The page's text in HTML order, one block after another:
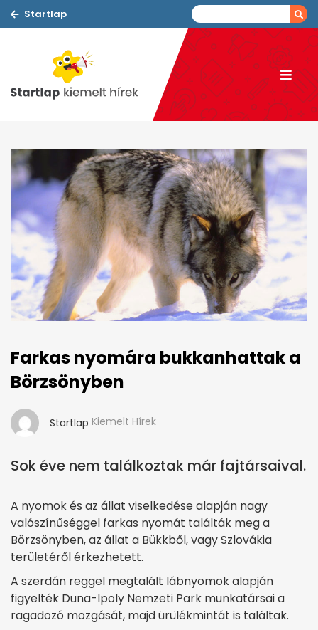
Startlap
Farkas nyomára bukkanhattak a
Börzsönyben
Startlap Kiemelt Hírek
Sok éve nem találkoztak már fajtársaival.
A nyomok és az állat viselkedése alapján nagy
valószínűséggel farkas nyomát találták meg a
Börzsönyben, az állat a Bükkből, vagy Szlovákia
területéről érkezhetett.
A szerdán reggel megtalált lábnyomok alapján
figyelték Duna-Ipoly Nemzeti Park munkatársai a
ragadozó mozgását, majd ürülékmintát is találtak.